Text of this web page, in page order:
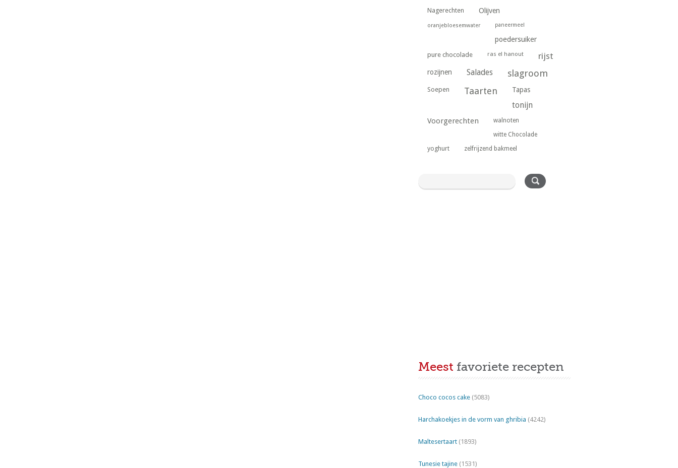
Nagerechten
Olijven
oranjebloesemwater paneermeel
poedersuiker
pure chocolade ras el hanout rijst
rozijnen Salades slagroom
Soepen Taarten Tapas
tonijn
Voorgerechten
walnoten
witte Chocolade
yoghurt zelfrijzend bakmeel
Meest favoriete recepten
Choco cocos cake (5083)
Harchakoekjes in de vorm van ghribia (4242)
Maltesertaart (1893)
Tunesie tajine (1531)